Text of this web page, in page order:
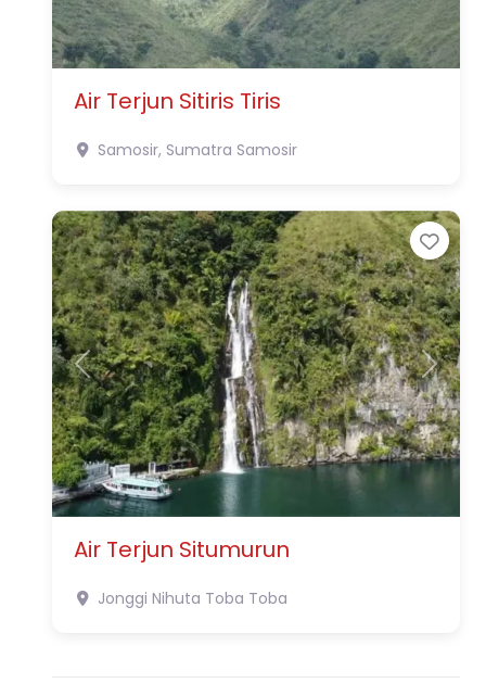
Air Terjun Sitiris Tiris
Samosir, Sumatra Samosir
Previous Next
Air Terjun Situmurun
Jonggi Nihuta Toba Toba